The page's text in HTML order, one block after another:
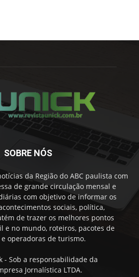
SOBRE NÓS
da Região do ABC paulista com
de grande circulação mensal e
com objetivo de informar os
sociais, política,
de trazer os melhores pontos
e no mundo, roteiros, pacotes de
e operadoras de turismo.
- Sob a responsabilidade da
Jornalística LTDA.